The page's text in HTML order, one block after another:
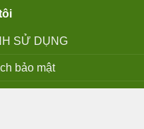
SỬ DỤNG
bảo mật